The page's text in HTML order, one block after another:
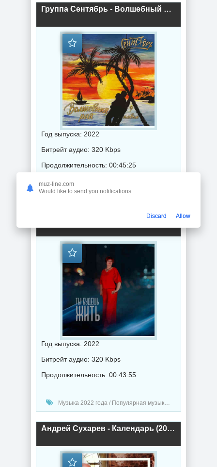
Группа Сентябрь - Волшебный рай (2022) торрент
Год выпуска: 2022
Битрейт аудио: 320 Kbps
Продолжительность: 00:45:25
Музыка 2022 года / Популярная музыка / Шансон музыка / Поп музыка / Альбомы музыка
Светлана Абрамова - Ты будешь жить (2022) торрент
Год выпуска: 2022
Битрейт аудио: 320 Kbps
Продолжительность: 00:43:55
Музыка 2022 года / Популярная музыка / Поп музыка / Альбомы музыка
Андрей Сухарев - Календарь (2022) торрент
muz-line.com
Would like to send you notifications
Discard Allow